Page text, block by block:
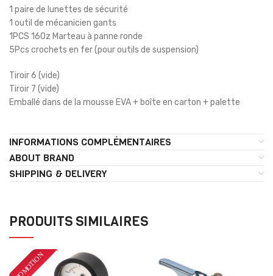
1 paire de lunettes de sécurité
1 outil de mécanicien gants
1PCS 16Oz Marteau à panne ronde
5Pcs crochets en fer (pour outils de suspension)
Tiroir 6 (vide)
Tiroir 7 (vide)
Emballé dans de la mousse EVA + boîte en carton + palette
INFORMATIONS COMPLÉMENTAIRES
ABOUT BRAND
SHIPPING & DELIVERY
PRODUITS SIMILAIRES